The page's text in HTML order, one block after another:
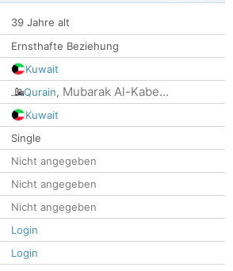
39 Jahre alt
Ernsthafte Beziehung
Kuwait
Qurain, Mubarak Al-Kabe...
Kuwait
Single
Nicht angegeben
Nicht angegeben
Nicht angegeben
Login
Login